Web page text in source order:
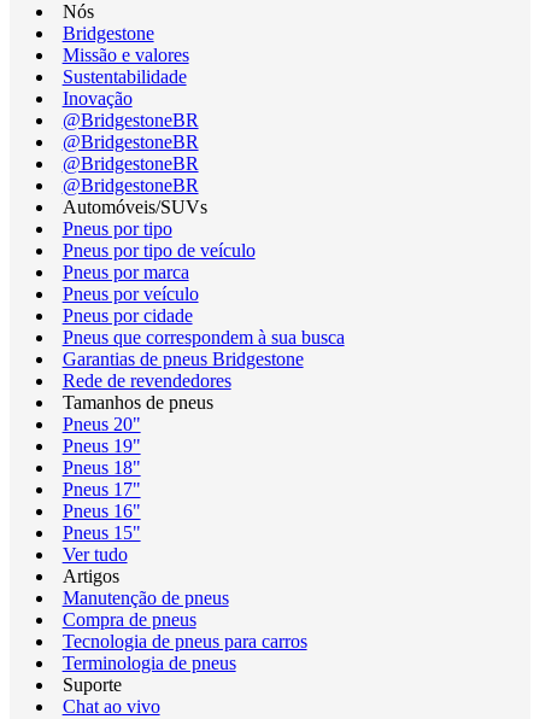
Nós
Bridgestone
Missão e valores
Sustentabilidade
Inovação
@BridgestoneBR
@BridgestoneBR
@BridgestoneBR
@BridgestoneBR
Automóveis/SUVs
Pneus por tipo
Pneus por tipo de veículo
Pneus por marca
Pneus por veículo
Pneus por cidade
Pneus que correspondem à sua busca
Garantias de pneus Bridgestone
Rede de revendedores
Tamanhos de pneus
Pneus 20"
Pneus 19"
Pneus 18"
Pneus 17"
Pneus 16"
Pneus 15"
Ver tudo
Artigos
Manutenção de pneus
Compra de pneus
Tecnologia de pneus para carros
Terminologia de pneus
Suporte
Chat ao vivo